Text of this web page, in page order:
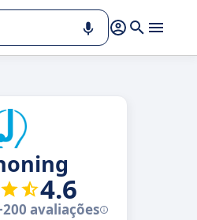
4.6
avaliações